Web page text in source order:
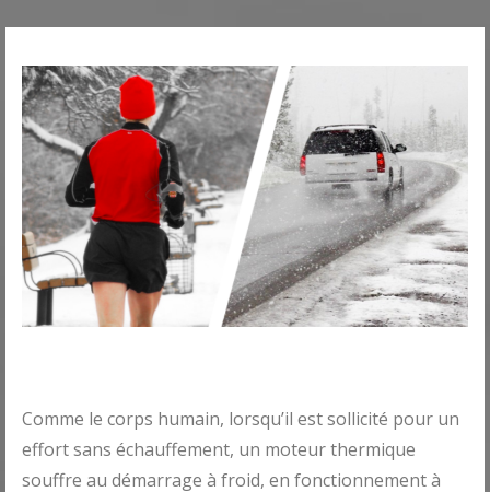
Comme le corps humain, lorsqu’il est sollicité pour un
effort sans échauffement, un moteur thermique
souffre au démarrage à froid, en fonctionnement à